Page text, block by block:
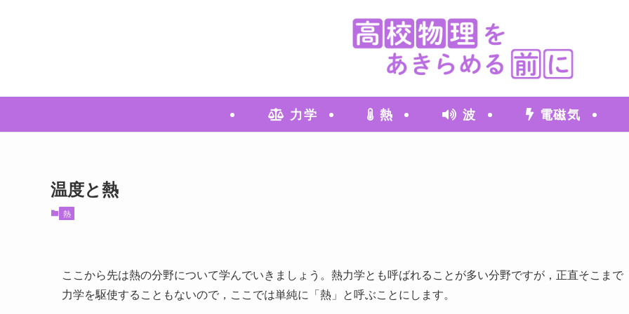
力学 熱 波 電磁気
温度と熱
熱
ここから先は熱の分野について学んでいきましょう。熱力学とも呼ばれることが多い分野ですが，正直そこまで
力学を駆使することもないので，ここでは単純に「熱」と呼ぶことにします。